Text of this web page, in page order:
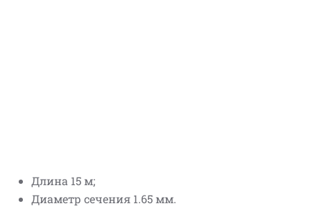
Длина 15 м;
Диаметр сечения 1.65 мм.